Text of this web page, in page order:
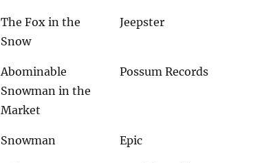
The Fox in the
Snow
Jeepster
Abominable
Snowman in the
Market
Possum Records
Snowman Epic